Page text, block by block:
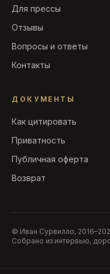
Для прессы
Отзывы
Вопросы и ответы
Контакты
ДОКУМЕНТЫ
Как цитировать
Приватность
Публичная оферта
Возврат
© Иван Сурвилло,
Собрано из интервью,CVU
LIS